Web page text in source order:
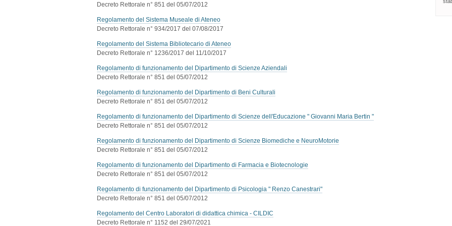
Decreto Rettorale n° 851 del 05/07/2012
Regolamento del Sistema Museale di Ateneo
Decreto Rettorale n° 934/2017 del 07/08/2017
Regolamento del Sistema Bibliotecario di Ateneo
Decreto Rettorale n° 1236/2017 del 11/10/2017
Regolamento di funzionamento del Dipartimento di Scienze Aziendali
Decreto Rettorale n° 851 del 05/07/2012
Regolamento di funzionamento del Dipartimento di Beni Culturali
Decreto Rettorale n° 851 del 05/07/2012
Regolamento di funzionamento del Dipartimento di Scienze dell'Educazione " Giovanni Maria Bertin "
Decreto Rettorale n° 851 del 05/07/2012
Regolamento di funzionamento del Dipartimento di Scienze Biomediche e NeuroMotorie
Decreto Rettorale n° 851 del 05/07/2012
Regolamento di funzionamento del Dipartimento di Farmacia e Biotecnologie
Decreto Rettorale n° 851 del 05/07/2012
Regolamento di funzionamento del Dipartimento di Psicologia " Renzo Canestrari"
Decreto Rettorale n° 851 del 05/07/2012
Regolamento del Centro Laboratori di didattica chimica - CILDIC
Decreto Rettorale n° 1152 del 29/07/2021